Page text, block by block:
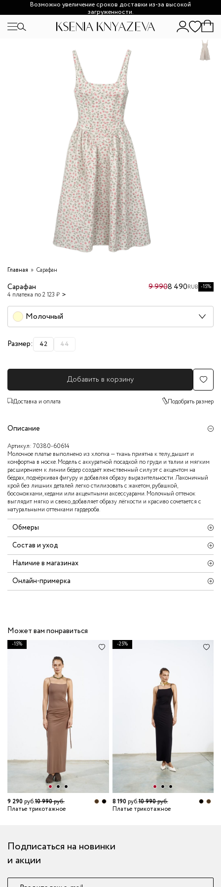
Возможно увеличение сроков доставки из-за высокой
загруженности.
Главная Сарафан
Сарафан
4 платежа по 2 123 ₽
9 9908 490RUB -15%
Молочный
Размер: 42 44
Добавить в корзину
Доставка и оплата Подобрать размер
Описание
Артикул: 70380-60614
Молочное платье выполнено из хлопка — ткань приятна к телу, дышит и
комфортна в носке. Модель с аккуратной посадкой по груди и талии и мягким
расширением к линии бёдер создаёт женственный силуэт с акцентом на
бёдрах, подчёркивая фигуру и добавляя образу выразительности. Лаконичный
крой без лишних деталей легко стилизовать с жакетом, рубашкой,
босоножками, кедами или акцентными аксессуарами. Молочный оттенок
выглядит мягко и свежо, добавляет образу лёгкости и красиво сочетается с
натуральными оттенками гардероба.
Обмеры
Состав и уход
Наличие в магазинах
Онлайн-примерка
Может вам понравиться
-15%
9 290руб.10 990руб.
Платье трикотажное
-25%
8 190руб.10 990руб.
Платье трикотажное
Подписаться на новинки
и акции